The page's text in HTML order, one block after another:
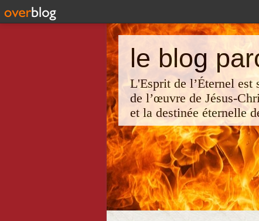
le blog
L'Esprit de l’Éternel
de l’œuvre de Jésus-
et la destinée éternelle